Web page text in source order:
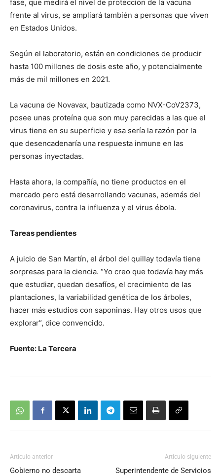
fase, que medirá el nivel de protección de la vacuna
frente al virus, se ampliará también a personas que viven
en Estados Unidos.
Según el laboratorio, están en condiciones de producir
hasta 100 millones de dosis este año, y potencialmente
más de mil millones en 2021.
La vacuna de Novavax, bautizada como NVX-CoV2373,
posee unas proteína que son muy parecidas a las que el
virus tiene en su superficie y esa sería la razón por la
que desencadenaría una respuesta inmune en las
personas inyectadas.
Hasta ahora, la compañía, no tiene productos en el
mercado pero está desarrollando vacunas, además del
coronavirus, contra la influenza y el virus ébola.
Tareas pendientes
A juicio de San Martín, el árbol del quillay todavía tiene
sorpresas para la ciencia. “Yo creo que todavía hay más
que estudiar, quedan desafíos, el crecimiento de las
plantaciones, la variabilidad genética de los árboles,
hacer más estudios con saponinas. Hay otros usos que
explorar”, dice convencido.
Fuente: La Tercera
Artículo anterior
Gobierno no descarta
Artículo siguiente
Superintendente de Servicios